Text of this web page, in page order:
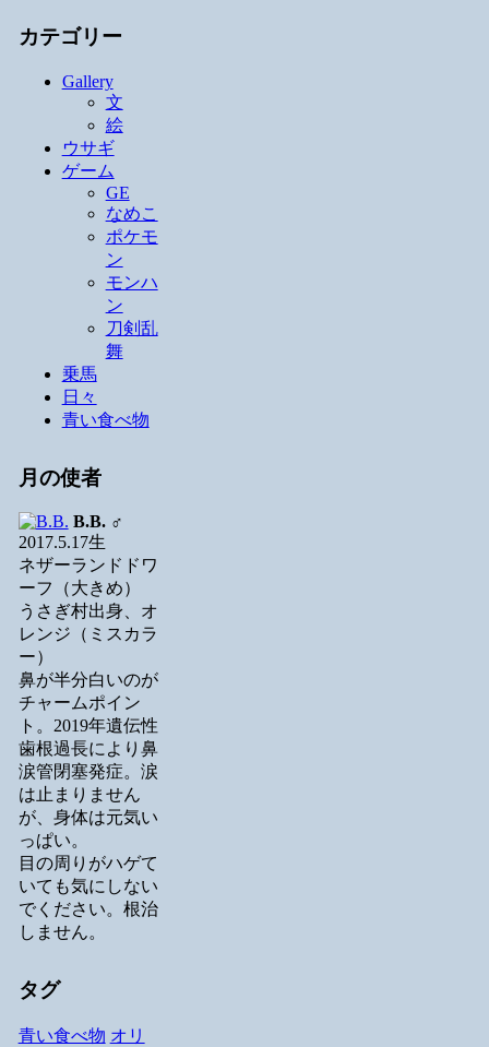
カテゴリー
Gallery
文
絵
ウサギ
ゲーム
GE
なめこ
ポケモ
ン
モンハ
ン
刀剣乱
舞
乗馬
日々
青い食べ物
月の使者
B.B.♂
2017.5.17生
ネザーランドドワ
ーフ（大きめ）
うさぎ村出身、オ
レンジ（ミスカラ
ー）
鼻が半分白いのが
チャームポイン
ト。2019年遺伝性
歯根過長により鼻
涙管閉塞発症。涙
は止まりません
が、身体は元気い
っぱい。
目の周りがハゲて
いても気にしない
でください。根治
しません。
タグ
青い食べ物 オリ